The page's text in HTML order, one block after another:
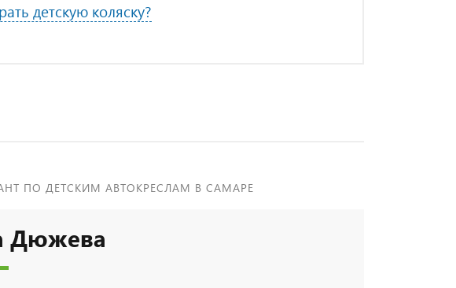
детскую коляску?
ПО ДЕТСКИМ АВТОКРЕСЛАМ В САМАРЕ
Дюжева